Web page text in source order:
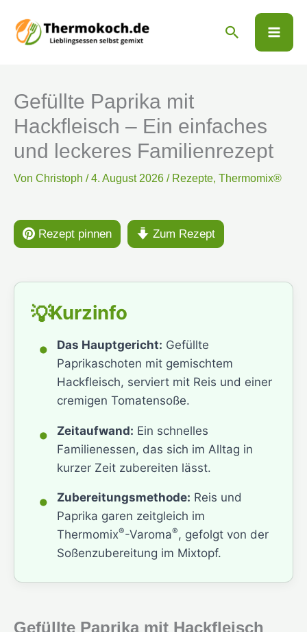
Zum
Inhalt
Suchen
Gefüllte Paprika mit
Hackfleisch – Ein einfaches
und leckeres Familienrezept
Von Christoph /4. August 2026 / Rezepte, Thermomix®
Rezept pinnen Zum Rezept
💡Kurzinfo
• Das Hauptgericht: Gefüllte
Paprikaschoten mit gemischtem
Hackfleisch, serviert mit Reis und einer
cremigen Tomatensoße.
• Zeitaufwand: Ein schnelles
Familienessen, das sich im Alltag in
kurzer Zeit zubereiten lässt.
• Zubereitungsmethode: Reis und
Paprika garen zeitgleich im
Thermomix®-Varoma®, gefolgt von der
Soßenzubereitung im Mixtopf.
Gefüllte Paprika mit Hackfleisch